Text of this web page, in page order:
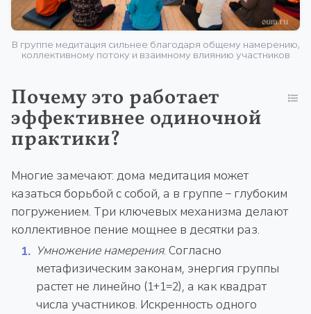
В группе медитация сильнее благодаря общему намерению,
коллективному потоку и взаимному влиянию участников
Почему это работает
эффективнее одиночной
практики?
Многие замечают: дома медитация может
казаться борьбой с собой, а в группе – глубоким
погружением. Три ключевых механизма делают
коллективное пение мощнее в десятки раз.
Умножение намерения. Согласно
метафизическим законам, энергия группы
растет не линейно (1+1=2), а как квадрат
числа участников. Искренность одного